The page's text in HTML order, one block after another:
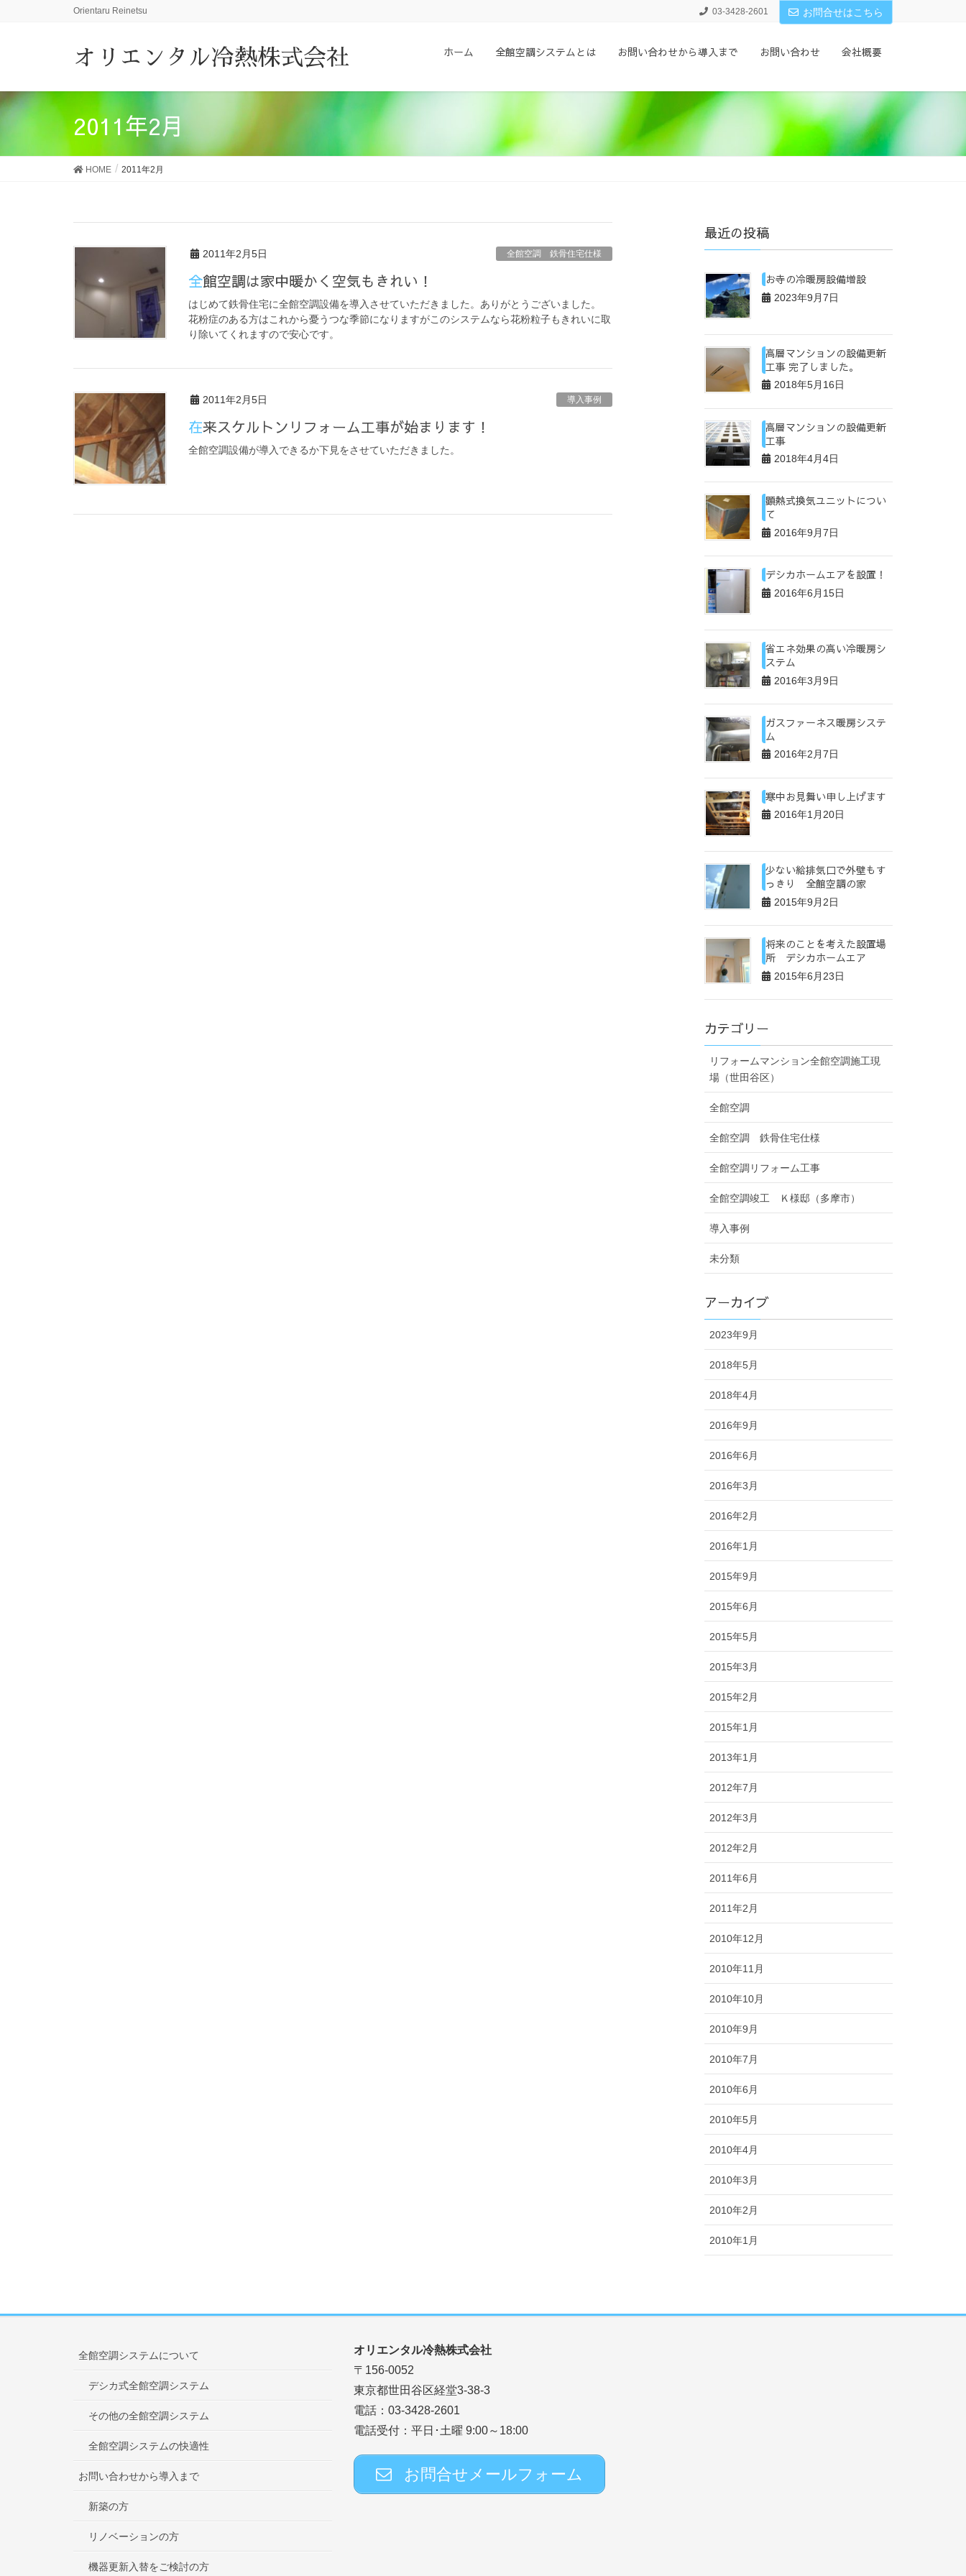
Orientaru Reinetsu 03-3428-2601 お問合せはこちら
オリエンタル冷熱株式会社 ホーム 全館空調システムとは お問い合わせから導入まで お問い合わせ 会社概要
2011年2月
HOME 2011年2月
2011年2月5日 全館空調 鉄骨住宅仕様
全館空調は家中暖かく空気もきれい！
はじめて鉄骨住宅に全館空調設備を導入させていただきました。ありがとうございました。
花粉症のある方はこれから憂うつな季節になりますがこのシステムなら花粉粒子もきれいに取
り除いてくれますので安心です。
2011年2月5日 導入事例
在来スケルトンリフォーム工事が始まります！
全館空調設備が導入できるか下見をさせていただきました。
最近の投稿
お寺の冷暖房設備増設
2023年9月7日
高層マンションの設備更新
工事 完了しました。
2018年5月16日
高層マンションの設備更新
工事
2018年4月4日
顕熱式換気ユニットについ
て
2016年9月7日
デシカホームエアを設置！
2016年6月15日
省エネ効果の高い冷暖房シ
ステム
2016年3月9日
ガスファーネス暖房システ
ム
2016年2月7日
寒中お見舞い申し上げます
2016年1月20日
少ない給排気口で外壁もす
っきり 全館空調の家
2015年9月2日
将来のことを考えた設置場
所 デシカホームエア
2015年6月23日
カテゴリー
リフォームマンション全館空調施工現
場（世田谷区）
全館空調
全館空調 鉄骨住宅仕様
全館空調リフォーム工事
全館空調竣工 Ｋ様邸（多摩市）
導入事例
未分類
アーカイブ
2023年9月
2018年5月
2018年4月
2016年9月
2016年6月
2016年3月
2016年2月
2016年1月
2015年9月
2015年6月
2015年5月
2015年3月
2015年2月
2015年1月
2013年1月
2012年7月
2012年3月
2012年2月
2011年6月
2011年2月
2010年12月
2010年11月
2010年10月
2010年9月
2010年7月
2010年6月
2010年5月
2010年4月
2010年3月
2010年2月
2010年1月
全館空調システムについて
デシカ式全館空調システム
その他の全館空調システム
全館空調システムの快適性
お問い合わせから導入まで
新築の方
リノベーションの方
機器更新入替をご検討の方
オリエンタル冷熱株式会社
〒156-0052
東京都世田谷区経堂3-38-3
電話：03-3428-2601
電話受付：平日･土曜 9:00～18:00
お問合せメールフォーム